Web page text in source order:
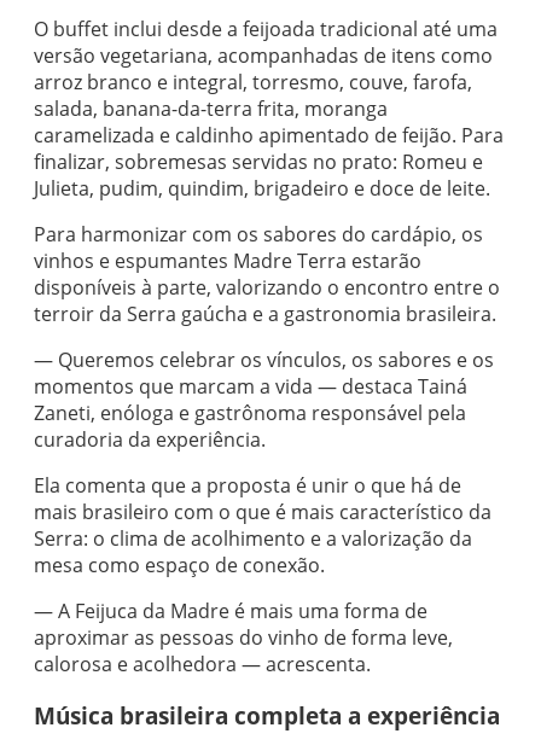
O buffet inclui desde a feijoada tradicional até uma
versão vegetariana, acompanhadas de itens como
arroz branco e integral, torresmo, couve, farofa,
salada, banana-da-terra frita, moranga
caramelizada e caldinho apimentado de feijão. Para
finalizar, sobremesas servidas no prato: Romeu e
Julieta, pudim, quindim, brigadeiro e doce de leite.
Para harmonizar com os sabores do cardápio, os
vinhos e espumantes Madre Terra estarão
disponíveis à parte, valorizando o encontro entre o
terroir da Serra gaúcha e a gastronomia brasileira.
— Queremos celebrar os vínculos, os sabores e os
momentos que marcam a vida — destaca Tainá
Zaneti, enóloga e gastrônoma responsável pela
curadoria da experiência.
Ela comenta que a proposta é unir o que há de
mais brasileiro com o que é mais característico da
Serra: o clima de acolhimento e a valorização da
mesa como espaço de conexão.
— A Feijuca da Madre é mais uma forma de
aproximar as pessoas do vinho de forma leve,
calorosa e acolhedora — acrescenta.
Música brasileira completa a experiência